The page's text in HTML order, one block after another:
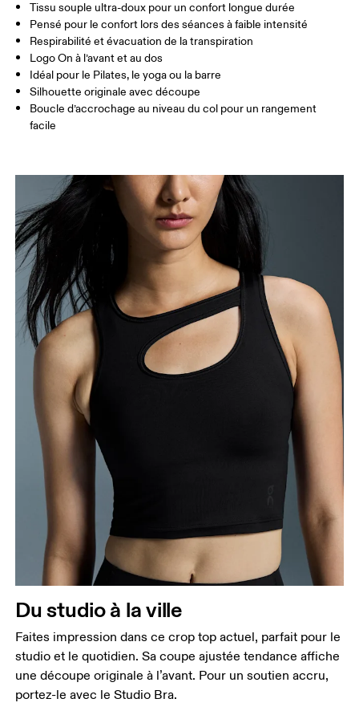
Glisser horizontalement pour en savoir plus
Comment se mesurer
en gardant le ruban à l’horizontale.
Taille
Mesurez votre tour de taille au dessus du nombril,
là où la taille est la plus fine.
Hanches
Mesurez votre tour de hanches sur la partie la plus
large.
Tissu souple ultra-doux pour un confort longue durée
Pensé pour le confort lors des séances à faible intensité
Respirabilité et évacuation de la transpiration
Logo On à l’avant et au dos
Idéal pour le Pilates, le yoga ou la barre
Silhouette originale avec découpe
Boucle d’accrochage au niveau du col pour un rangement
facile
Du studio à la ville
Faites impression dans ce crop top actuel, parfait pour le
studio et le quotidien. Sa coupe ajustée tendance affiche
une découpe originale à l’avant. Pour un soutien accru,
portez-le avec le Studio Bra.